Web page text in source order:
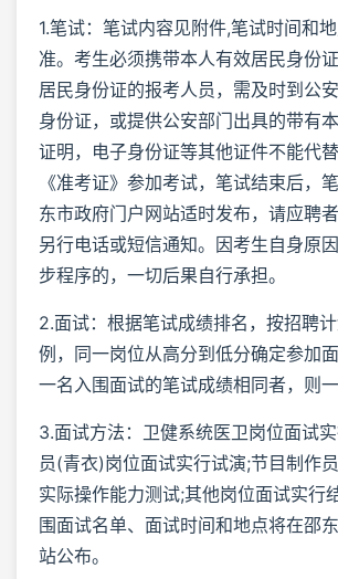
1.笔试：笔试内容见附件,笔试时间和
准。考生必须携带本人有效居民身份
居民身份证的报考人员，需及时到公
身份证，或提供公安部门出具的带有
证明，电子身份证等其他证件不能代
《准考证》参加考试，笔试结束后，
东市政府门户网站适时发布，请应聘
另行电话或短信通知。因考生自身原
步程序的，一切后果自行承担。
2.面试：根据笔试成绩排名，按招聘
例，同一岗位从高分到低分确定参加
一名入围面试的笔试成绩相同者，则一
3.面试方法：卫健系统医卫岗位面试
员(青衣)岗位面试实行试演;节目制作
实际操作能力测试;其他岗位面试实行
围面试名单、面试时间和地点将在邵
站公布。